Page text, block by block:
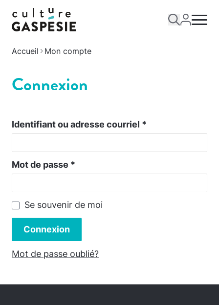
Accueil Mon compte
Connexion
Identifiant ou adresse courriel *
Mot de passe *
Se souvenir de moi
Connexion
Mot de passe oublié?